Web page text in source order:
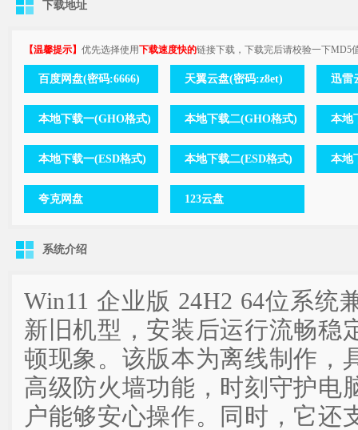
下载地址
【温馨提示】 优先选择使用下载速度快的链接下载，下载完后请校验一下MD5
百度网盘(密码:6666) 天翼云盘(密码:z8et) 迅雷
本地下载一(GHO格式) 本地下载二(GHO格式) 本地
本地下载一(ESD格式) 本地下载二(ESD格式) 本地
夸克网盘 123云盘
系统介绍
Win11 企业版 24H2 64位系统
新旧机型，安装后运行流畅稳
顿现象。该版本为离线制作，
高级防火墙功能，时刻守护电
户能够安心操作。同时，它还